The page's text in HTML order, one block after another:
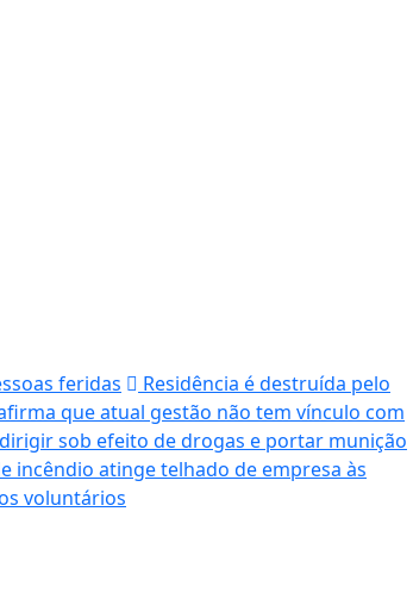
feridas
Residência é destruída pelo
que atual gestão não tem vínculo com
sob efeito de drogas e portar munição
incêndio atinge telhado de empresa às
voluntários